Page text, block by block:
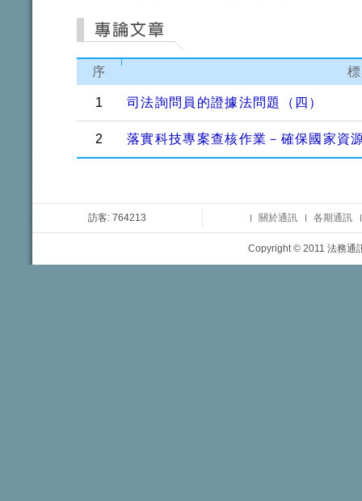
序
1 司法詢問員的證據法問題（四）
2 落實科技專案查核作業－確保國家資
訪客: 764213 關於通訊 各期通訊
Copyright © 2011 法務